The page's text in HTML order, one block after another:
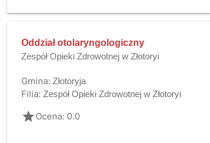
Oddział otolaryngologiczny
Zespół Opieki Zdrowotnej w Złotoryi
Gmina: Złotoryja
Filia: Zespół Opieki Zdrowotnej w Złotoryi
gradeOcena: 0.0